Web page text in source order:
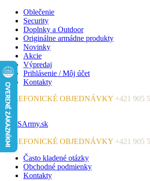
Oblečenie
Security
Doplnky a Outdoor
Originálne armádne produkty
Novinky
Akcie
Výpredaj
Prihlásenie / Môj účet
Kontakty
TELEFONICKÉ OBJEDNÁVKY +421 905
TELEFONICKÉ OBJEDNÁVKY +421 905
Často kladené otázky
Obchodné podmienky
Kontakty